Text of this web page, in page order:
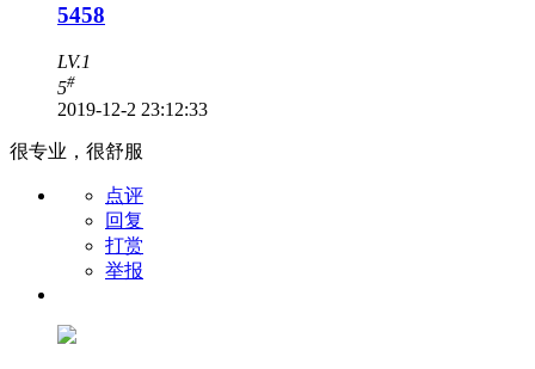
5458
LV.1
5#
2019-12-2 23:12:33
很专业，很舒服
点评
回复
打赏
举报